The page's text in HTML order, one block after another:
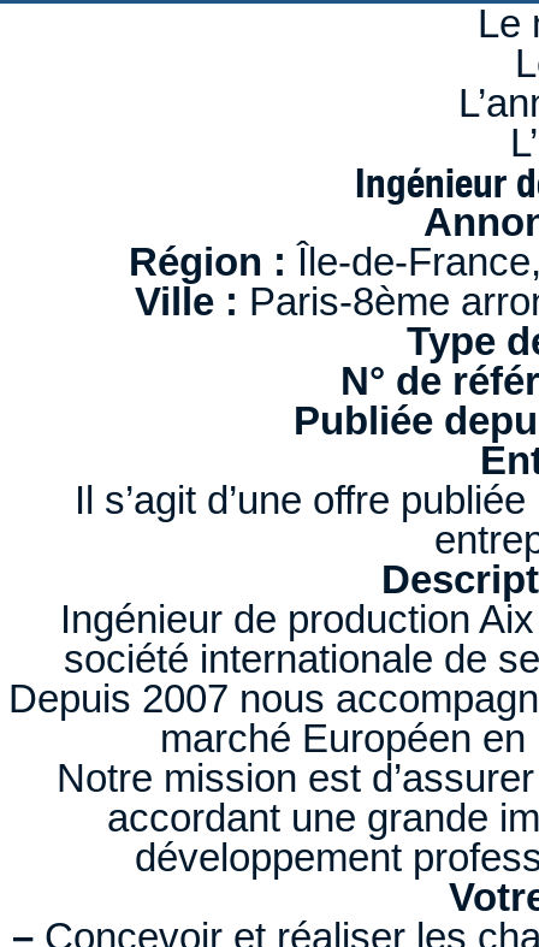
Le
Ingénieur
Région : Île-de-
Ville : Paris-8ème
Type
N° de
Publiée
Il s’agit d’une offre
Ingénieur de production
société internationale de
Depuis 2007 nous
marché Européen
Notre mission est
accordant une grande
développement
– Concevoir et réaliser les